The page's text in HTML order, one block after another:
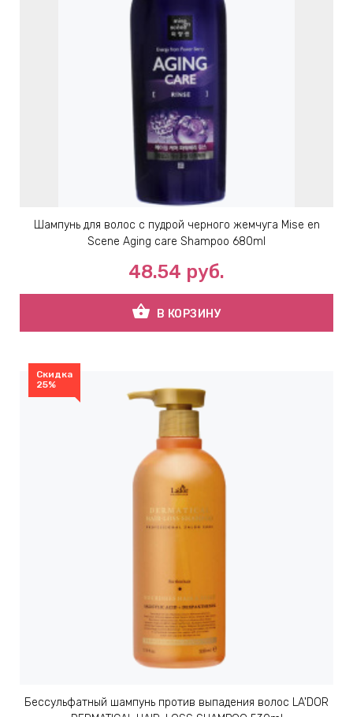
Шампунь для волос с пудрой черного жемчуга Mise en
Scene Aging care Shampoo 680ml
48.54 руб.
shopping_basket В КОРЗИНУ
Скидка
25%
Бессульфатный шампунь против выпадения волос LA'DOR